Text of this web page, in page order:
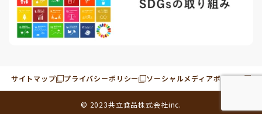
サイトマップ プライバシーポリシー ソーシャルメディアポリシー
© 2023共立食品株式会社inc.